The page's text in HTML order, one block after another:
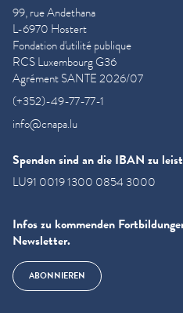
99, rue Andethana
L-6970 Hostert
Fondation d'utilité publique
RCS Luxembourg G36
Agrément SANTE 2026/07
(+352)-49-77-77-1
info@cnapa.lu
Spenden sind an die IBAN zu
LU91 0019 1300 0854 3000
Infos zu kommenden
Newsletter.
ABONNIEREN